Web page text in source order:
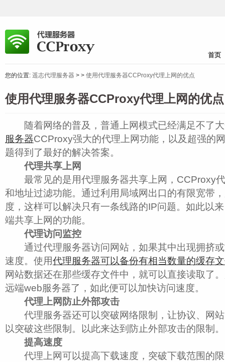
首页
您的位置: 遥志代理服务器 > > 使用代理服务器CCProxy代理上网的优点
使用代理服务器CCProxy代理上网的优点
随着网络的普及，普通上网模式已经满足不了大
服务器CCProxy强大的代理上网功能，以及超强的
题得到了最好的解决答案。
代理共享上网
最常见的是用代理服务器共享上网，CCProxy代
和地址过滤功能。通过利用局域网出口的有限宽带
度，这样可以解决只有一条线路的IP问题。如此以
端共享上网的功能。
代理访问监控
通过代理服务器访问网站，如果其中出现拥挤或
速度。使用代理服务器可以备份有相当数量的缓存
网站数据还在那些缓存文件中，就可以直接读取了
远端web服务器了，如此便可以加快访问速度。
代理上网防止外部攻击
代理服务器还可以突破网络限制，让协议、网站
以突破这些限制。以此来达到防止外部攻击的限制。
提高速度
代理上网可以提高下载速度，突破下载范围的限